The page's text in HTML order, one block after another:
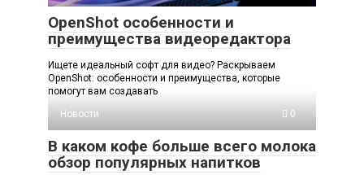
OpenShot особенности и
преимущества видеоредактора
Ищете идеальный софт для видео? Раскрываем
OpenShot: особенности и преимущества, которые
помогут вам создавать
Новости
0
В каком кофе больше всего молока
обзор популярных напитков